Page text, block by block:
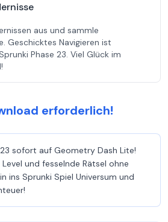
aus und sammle
Geschicktes Navigieren ist
Phase 23. Viel Glück im
erforderlich!
sofort auf Geometry Dash Lite!
und fesselnde Rätsel ohne
ins Sprunki Spiel Universum und